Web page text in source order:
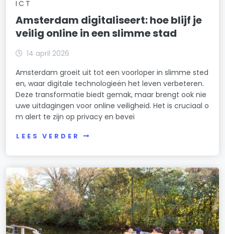
ICT
Amsterdam digitaliseert: hoe blijf je
veilig online in een slimme stad
14 april 2026
Amsterdam groeit uit tot een voorloper in slimme sted
en, waar digitale technologieën het leven verbeteren.
Deze transformatie biedt gemak, maar brengt ook nie
uwe uitdagingen voor online veiligheid. Het is cruciaal o
m alert te zijn op privacy en bevei
LEES VERDER